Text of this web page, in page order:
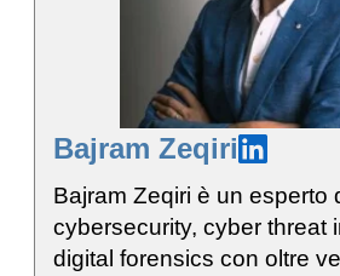
Bajram Zeqiri
Bajram Zeqiri è un esperto
cybersecurity, cyber threat
digital forensics con oltre